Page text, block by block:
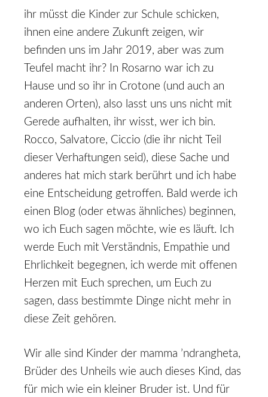
ihr müsst die Kinder zur Schule schicken,
ihnen eine andere Zukunft zeigen, wir
befinden uns im Jahr 2019, aber was zum
Teufel macht ihr? In Rosarno war ich zu
Hause und so ihr in Crotone (und auch an
anderen Orten), also lasst uns uns nicht mit
Gerede aufhalten, ihr wisst, wer ich bin.
Rocco, Salvatore, Ciccio (die ihr nicht Teil
dieser Verhaftungen seid), diese Sache und
anderes hat mich stark berührt und ich habe
eine Entscheidung getroffen. Bald werde ich
einen Blog (oder etwas ähnliches) beginnen,
wo ich Euch sagen möchte, wie es läuft. Ich
werde Euch mit Verständnis, Empathie und
Ehrlichkeit begegnen, ich werde mit offenen
Herzen mit Euch sprechen, um Euch zu
sagen, dass bestimmte Dinge nicht mehr in
diese Zeit gehören.
Wir alle sind Kinder der mamma ’ndrangheta,
Brüder des Unheils wie auch dieses Kind, das
für mich wie ein kleiner Bruder ist. Und für